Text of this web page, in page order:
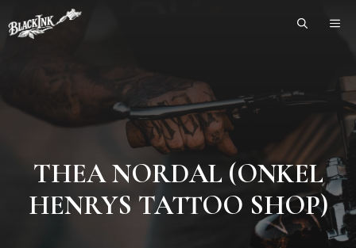
to
THEA NORDAL (ONKEL
HENRYS TATTOO SHOP)